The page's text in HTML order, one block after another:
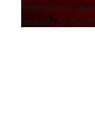
Incendio de
jornada de